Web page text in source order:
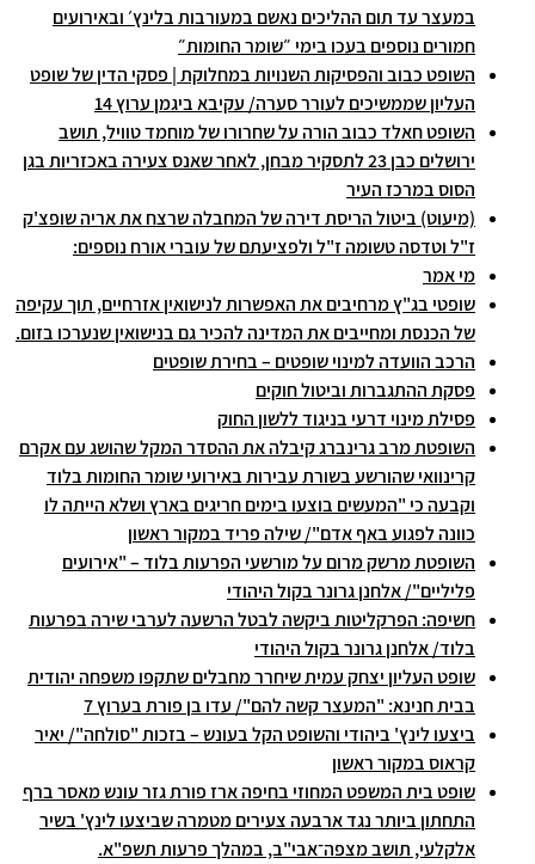
במעצר עד תום ההליכים נאשם במעורבות בלינץ׳ ובאירועים
חמורים נוספים בעכו בימי ״שומר החומות״
השופט כבוב והפסיקות השנויות במחלוקת | פסקי הדין של שופט
העליון שממשיכים לעורר סערה/ עקיבא ביגמן ערוץ 14
השופט חאלד כבוב הורה על שחרורו של מוחמד טוויל, תושב
ירושלים כבן 23 לתסקיר מבחן, לאחר שאנס צעירה באכזריות בגן
הסוס במרכז העיר
(מיעוט) ביטול הריסת דירה של המחבלה שרצח את אריה שופצ'ק
ז"ל וטדסה טשומה ז"ל ולפציעתם של עוברי אורח נוספים:
מי אמר
שופטי בג"ץ מרחיבים את האפשרות לנישואין אזרחיים, תוך עקיפה
של הכנסת ומחייבים את המדינה להכיר גם בנישואין שנערכו בזום.
הרכב הוועדה למינוי שופטים – בחירת שופטים
פסקת ההתגברות וביטול חוקים
פסילת מינוי דרעי בניגוד ללשון החוק
השופטת מרב גרינברג קיבלה את ההסדר המקל שהושג עם אקרם
קרינוואי שהורשע בשורת עבירות באירועי שומר החומות בלוד
וקבעה כי "המעשים בוצעו בימים חריגים בארץ ושלא הייתה לו
כוונה לפגוע באף אדם"/ שילה פריד במקור ראשון
השופטת מרשק מרום על מורשעי הפרעות בלוד – "אירועים
פליליים"/ אלחנן גרונר בקול היהודי
חשיפה: הפרקליטות ביקשה לבטל הרשעה לערבי שירה בפרעות
בלוד/ אלחנן גרונר בקול היהודי
שופט העליון יצחק עמית שיחרר מחבלים שתקפו משפחה יהודית
בבית חנינא: "המעצר קשה להם"/ עדו בן פורת בערוץ 7
ביצעו לינץ' ביהודי והשופט הקל בעונש – בזכות "סולחה"/ יאיר
קראוס במקור ראשון
שופט בית המשפט המחוזי בחיפה ארז פורת גזר עונש מאסר ברף
התחתון ביותר נגד ארבעה צעירים מטמרה שביצעו לינץ' בשיר
אלקלעי, תושב מצפה־אבי"ב, במהלך פרעות תשפ"א.